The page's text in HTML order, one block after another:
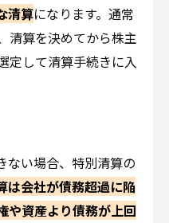
清算になります。通常
清算を決めてから株主
定して清算手続きに入
ない場合、特別清算の
は会社が債務超過に陥
や資産より債務が上回